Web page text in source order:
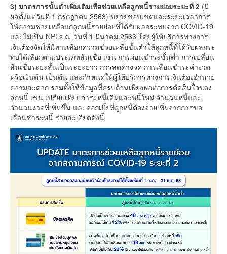
3) มาตรการขั้นต่ำเพิ่มเติมเพื่อช่วยเหลือลูกหนี้รายย่อยระยะที่ 2 (มี
ผลตั้งแต่วันที่ 1 กรกฎาคม 2563) ขยายขอบเขตและระยะเวลาการ
ให้ความช่วยเหลือแก่ลูกหนี้รายย่อยที่ได้รับผลกระทบจาก COVID-19
และไม่เป็น NPLs ณ วันที่ 1 มีนาคม 2563 โดยผู้ให้บริการทางการ
เงินต้องจัดให้มีทางเลือกความช่วยเหลือขั้นต่ำให้ลูกหนี้ที่ได้รับผลกระ
ทบได้เลือกตามประเภทสินเชื่อ เช่น การผ่อนชำระขั้นต่ำ การเปลี่ยน
สินเชื่อระยะสั้นเป็นระยะยาว การลดค่างวด การเลื่อนชำระค่างวด
หรือเงินต้น เป็นต้น และกำหนดให้ผู้ให้บริการทางการเงินต้องอำนวย
ความสะดวก รวมทั้งให้ข้อมูลที่ครบถ้วนเพียงพอต่อการตัดสินใจของ
ลูกหนี้ เช่น เปรียบเทียบภาระหนี้เดิมและหนี้ใหม่ จำนวนหนี้และ
จำนวนงวดที่เพิ่มขึ้น และดอกเบี้ยที่ลูกหนี้ต้องจ่ายเพิ่มจากการขอ
เลื่อนชำระหนี้ รายละเอียดดังนี้